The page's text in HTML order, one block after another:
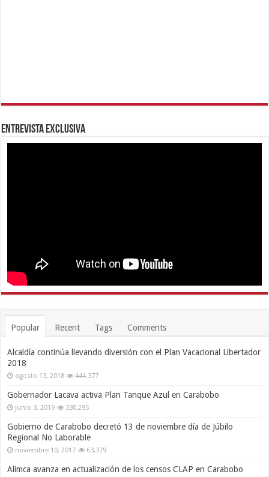
Entrevista Exclusiva
Popular Recent Tags Comments
Alcaldía continúa llevando diversión con el Plan Vacacional Libertador
2018
agosto 13, 2018 444,377
Gobernador Lacava activa Plan Tanque Azul en Carabobo
junio 3, 2019 330,295
Gobierno de Carabobo decretó 13 de noviembre día de Júbilo
Regional No Laborable
noviembre 10, 2017 63,379
Alimca avanza en actualización de los censos CLAP en Carabobo